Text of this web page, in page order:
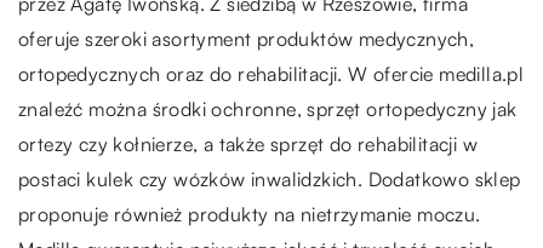
oferuje szeroki asortyment produktów medycznych,
ortopedycznych oraz do rehabilitacji. W ofercie medilla.pl
znaleźć można środki ochronne, sprzęt ortopedyczny jak
ortezy czy kołnierze, a także sprzęt do rehabilitacji w
postaci kulek czy wózków inwalidzkich. Dodatkowo sklep
proponuje również produkty na nietrzymanie moczu.